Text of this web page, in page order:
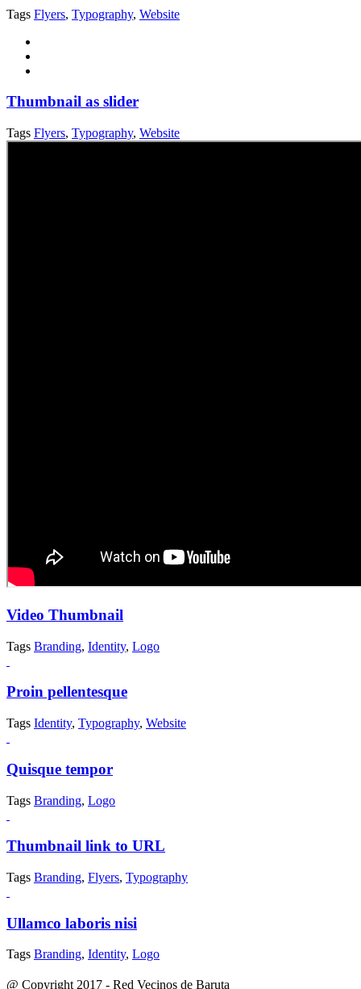
Tags Flyers, Typography, Website
Thumbnail as slider
Tags Flyers, Typography, Website
Video Thumbnail
Tags Branding, Identity, Logo
Proin pellentesque
Tags Identity, Typography, Website
Quisque tempor
Tags Branding, Logo
Thumbnail link to URL
Tags Branding, Flyers, Typography
Ullamco laboris nisi
Tags Branding, Identity, Logo
@ Copyright 2017 - Red Vecinos de Baruta